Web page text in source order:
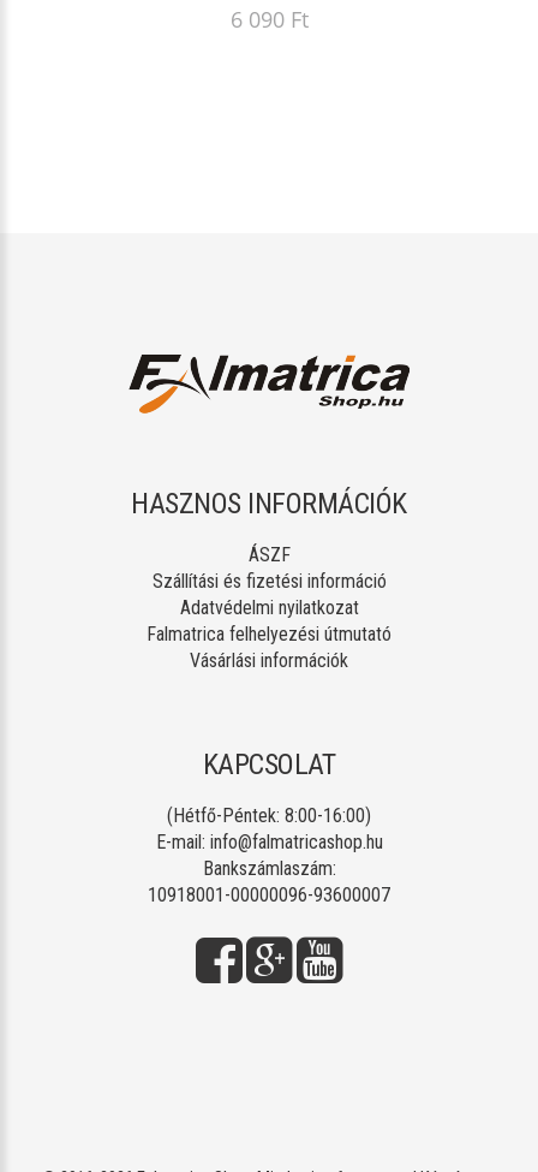
6 090 Ft
HASZNOS INFORMÁCIÓK
ÁSZF
Szállítási és fizetési információ
Adatvédelmi nyilatkozat
Falmatrica felhelyezési útmutató
Vásárlási információk
KAPCSOLAT
(Hétfő-Péntek: 8:00-16:00)
E-mail: info@falmatricashop.hu
Bankszámlaszám:
10918001-00000096-93600007